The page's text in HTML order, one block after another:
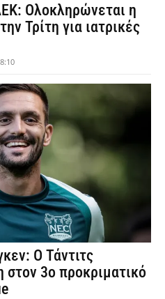
Ολοκληρώνεται η
Τρίτη για ιατρικές
Ο Τάντιτς
στον 3ο προκριματικό